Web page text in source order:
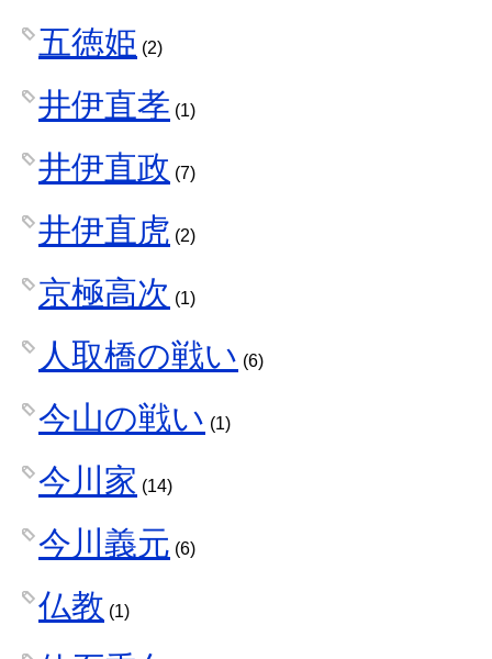
五徳姫 (2)
井伊直孝 (1)
井伊直政 (7)
井伊直虎 (2)
京極高次 (1)
人取橋の戦い (6)
今山の戦い (1)
今川家 (14)
今川義元 (6)
仏教 (1)